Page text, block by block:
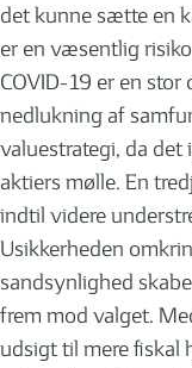
det kunne sætte en
er en væsentlig
COVID-19 er en
nedlukning af
valuestrategi, da
aktiers mølle. En
indtil videre
Usikkerheden
sandsynlighed
frem mod valget.
udsigt til mere fiskal